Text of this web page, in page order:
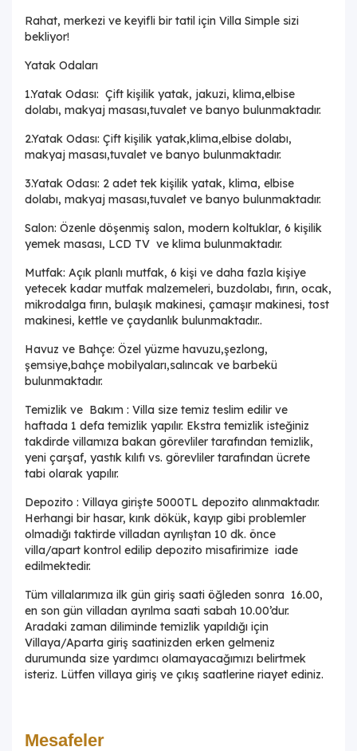
Rahat, merkezi ve keyifli bir tatil için Villa Simple sizi
bekliyor!
Yatak Odaları
1.Yatak Odası: Çift kişilik yatak, jakuzi, klima,elbise
dolabı, makyaj masası,tuvalet ve banyo bulunmaktadır.
2.Yatak Odası: Çift kişilik yatak,klima,elbise dolabı,
makyaj masası,tuvalet ve banyo bulunmaktadır.
3.Yatak Odası: 2 adet tek kişilik yatak, klima, elbise
dolabı, makyaj masası,tuvalet ve banyo bulunmaktadır.
Salon: Özenle döşenmiş salon, modern koltuklar, 6 kişilik
yemek masası, LCD TV ve klima bulunmaktadır.
Mutfak: Açık planlı mutfak, 6 kişi ve daha fazla kişiye
yetecek kadar mutfak malzemeleri, buzdolabı, fırın, ocak,
mikrodalga fırın, bulaşık makinesi, çamaşır makinesi, tost
makinesi, kettle ve çaydanlık bulunmaktadır..
Havuz ve Bahçe: Özel yüzme havuzu,şezlong,
şemsiye,bahçe mobilyaları,salıncak ve barbekü
bulunmaktadır.
Temizlik ve Bakım : Villa size temiz teslim edilir ve
haftada 1 defa temizlik yapılır. Ekstra temizlik isteğiniz
takdirde villamıza bakan görevliler tarafından temizlik,
yeni çarşaf, yastık kılıfı vs. görevliler tarafından ücrete
tabi olarak yapılır.
Depozito : Villaya girişte 5000TL depozito alınmaktadır.
Herhangi bir hasar, kırık dökük, kayıp gibi problemler
olmadığı taktirde villadan ayrılıştan 10 dk. önce
villa/apart kontrol edilip depozito misafirimize iade
edilmektedir.
Tüm villalarımıza ilk gün giriş saati öğleden sonra 16.00,
en son gün villadan ayrılma saati sabah 10.00’dur.
Aradaki zaman diliminde temizlik yapıldığı için
Villaya/Aparta giriş saatinizden erken gelmeniz
durumunda size yardımcı olamayacağımızı belirtmek
isteriz. Lütfen villaya giriş ve çıkış saatlerine riayet ediniz.
Mesafeler